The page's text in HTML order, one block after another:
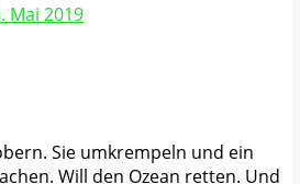
Mai 2019
Sie umkrempeln und ein
Will den Ozean retten. Und